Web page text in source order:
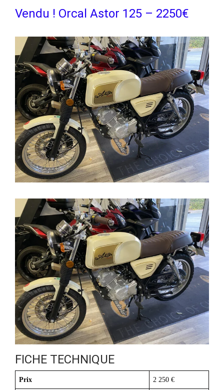
Vendu ! Orcal Astor 125 – 2250€
FICHE TECHNIQUE
Prix 2 250 €